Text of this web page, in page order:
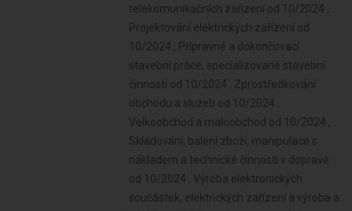
telekomunikačních zařízení od 10/2024 ,
Projektování elektrických zařízení od
10/2024 , Přípravné a dokončovací
stavební práce, specializované stavební
činnosti od 10/2024 , Zprostředkování
obchodu a služeb od 10/2024 ,
Velkoobchod a maloobchod od 10/2024 ,
Skladování, balení zboží, manipulace s
nákladem a technické činnosti v dopravě
od 10/2024 , Výroba elektronických
součástek, elektrických zařízení a výroba a